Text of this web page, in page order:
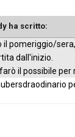
ha scritto:
il pomeriggio/sera,
dall'inizio.
il possibile per